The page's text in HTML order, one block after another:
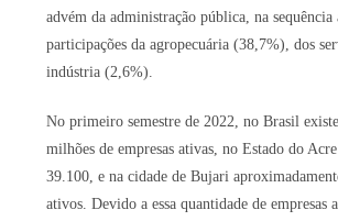
advém da administração pública, na sequência
participações da agropecuária (38,7%), dos
indústria (2,6%).
No primeiro semestre de 2022, no Brasil
milhões de empresas ativas, no Estado do
39.100, e na cidade de Bujari
ativos. Devido a essa quantidade de empresas